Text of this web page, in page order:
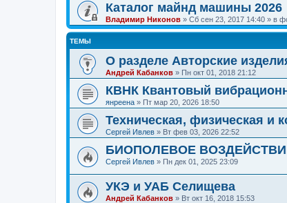
Каталог майнд машины 2026
Владимир Никонов » Сб сен 23, 2017 14:40 » в
ТЕМЫ
О разделе Авторские
Андрей Кабанков » Пн окт 01, 2018 21:12
КВНК Квантовый
янреена » Пт мар 20, 2026 18:50
Техническая, физическая и
Сергей Ивлев » Вт фев 03, 2026 22:52
БИОПОЛЕВОЕ
Сергей Ивлев » Пн дек 01, 2025 23:09
УКЭ и УАБ Селищева
Андрей Кабанков » Вт окт 16, 2018 15:53